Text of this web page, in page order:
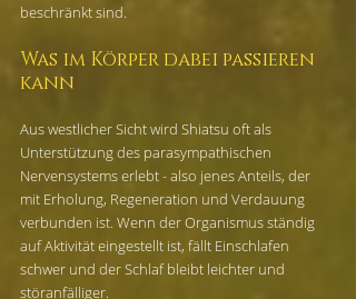
beschränkt sind.
Was im Körper dabei passieren
kann
Aus westlicher Sicht wird Shiatsu oft als
Unterstützung des parasympathischen
Nervensystems erlebt - also jenes Anteils, der
mit Erholung, Regeneration und Verdauung
verbunden ist. Wenn der Organismus ständig
auf Aktivität eingestellt ist, fällt Einschlafen
schwer und der Schlaf bleibt leichter und
störanfälliger.